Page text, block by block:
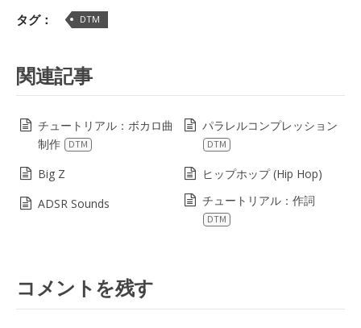
タグ： DTM
関連記事
チュートリアル：ボカロ曲
制作
DTM
パラレルコンプレッション
DTM
Big Z
ヒップホップ (Hip Hop)
ADSR Sounds
チュートリアル：作詞
DTM
コメントを残す